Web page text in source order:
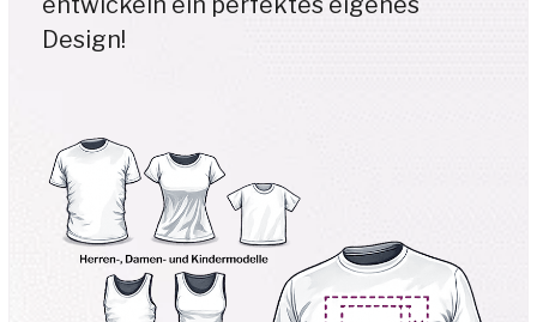
Wir bereiten ein individuelles
Angebot für Sie vor